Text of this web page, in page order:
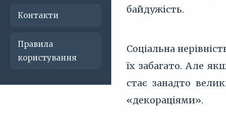
Контакти
Правила
користування
байдужість.
Соціальна
їх забагато. Але
стає занадто
«декораціями».